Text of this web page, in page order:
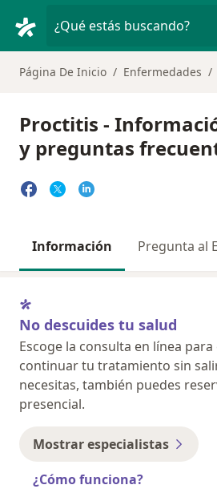
¿Qué estás buscando?
Página De Inicio Enfermedades
Proctitis -
y preguntas
Información Pregunta al
No descuides tu salud
Escoge la consulta en línea
continuar tu tratamiento sin
necesitas, también puedes
presencial.
Mostrar especialistas
¿Cómo funciona?